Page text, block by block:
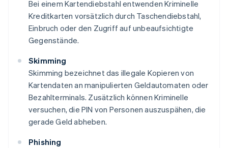
Bei einem Kartendiebstahl entwenden Kriminelle
Kreditkarten vorsätzlich durch Taschendiebstahl,
Einbruch oder den Zugriff auf unbeaufsichtigte
Gegenstände.
Skimming
Skimming bezeichnet das illegale Kopieren von
Kartendaten an manipulierten Geldautomaten oder
Bezahlterminals. Zusätzlich können Kriminelle
versuchen, die PIN von Personen auszuspähen, die
gerade Geld abheben.
Phishing